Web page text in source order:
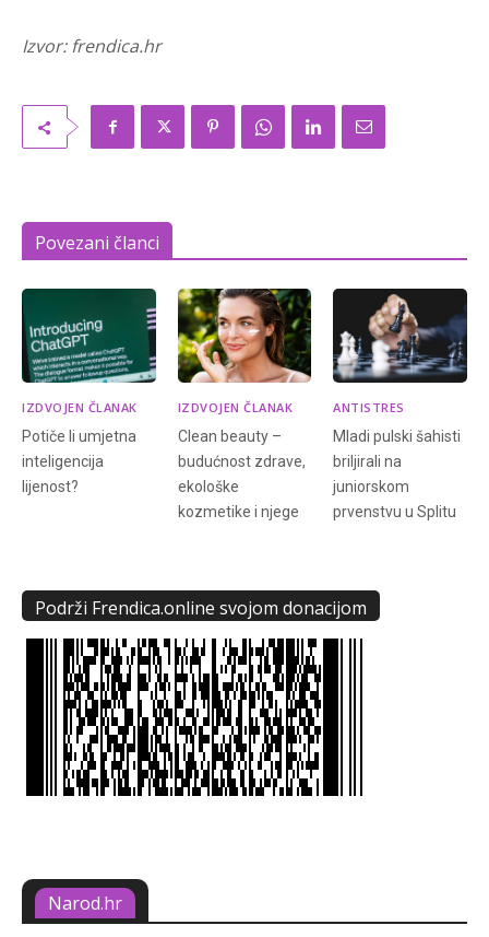
Izvor: frendica.hr
Povezani članci
IZDVOJEN ČLANAK
Potiče li umjetna
inteligencija
lijenost?
IZDVOJEN ČLANAK
Clean beauty –
budućnost zdrave,
ekološke
kozmetike i njege
ANTISTRES
Mladi pulski šahisti
briljirali na
juniorskom
prvenstvu u Splitu
Podrži Frendica.online svojom donacijom
Narod.hr